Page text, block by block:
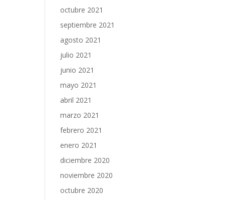
octubre 2021
septiembre 2021
agosto 2021
julio 2021
junio 2021
mayo 2021
abril 2021
marzo 2021
febrero 2021
enero 2021
diciembre 2020
noviembre 2020
octubre 2020